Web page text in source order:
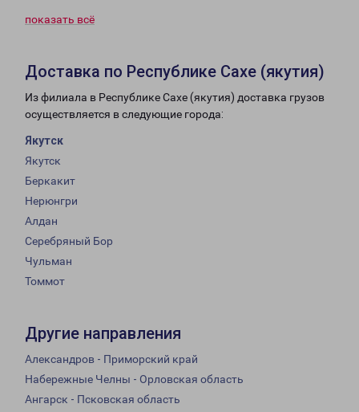
показать всё
Доставка по Республике Сахе (якутия)
Из филиала в Республике Сахе (якутия) доставка грузов
осуществляется в следующие города:
Якутск
Якутск
Беркакит
Нерюнгри
Алдан
Серебряный Бор
Чульман
Томмот
Другие направления
Александров - Приморский край
Набережные Челны - Орловская область
Ангарск - Псковская область